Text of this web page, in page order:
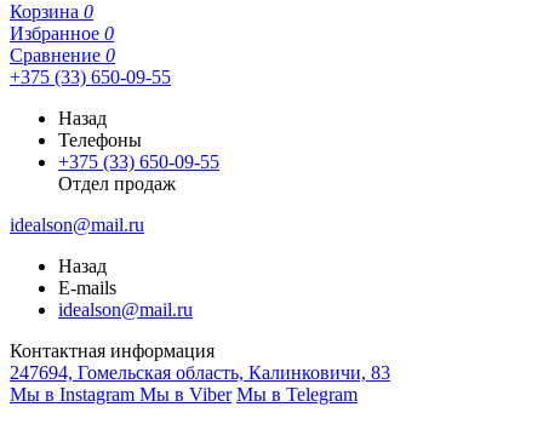
Корзина 0
Избранное 0
Сравнение 0
+375 (33) 650-09-55
Назад
Телефоны
+375 (33) 650-09-55
Отдел продаж
idealson@mail.ru
Назад
E-mails
idealson@mail.ru
Контактная информация
247694, Гомельская область, Калинковичи, 83
Мы в Instagram Мы в Viber Мы в Telegram